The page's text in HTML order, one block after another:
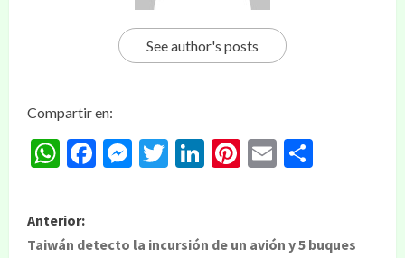
See author's posts
Compartir en:
WhatsApp
Facebook
Messenger
Twitter
LinkedIn
Pinterest
Email
Anterior:
Taiwán detecto la incursión de un avión y 5 buques